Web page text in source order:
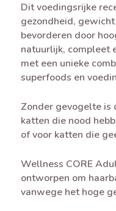
Dit voedingsrijke
gezondheid,
bevorderen door
natuurlijk, compleet
met een unieke
superfoods en
Zonder gevogelte is
katten die nood
of voor katten die
Wellness CORE
ontworpen om
vanwege het hoge